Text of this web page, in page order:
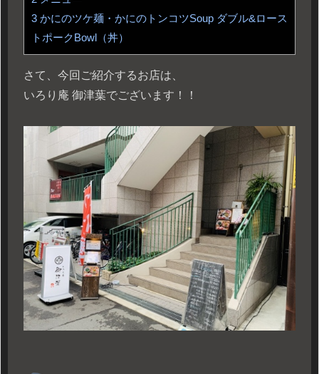
3 かにのツケ麺・かにのトンコツSoup ダブル&ロース
トポークBowl（丼）
さて、今回ご紹介するお店は、
いろり庵 御津葉でございます！！